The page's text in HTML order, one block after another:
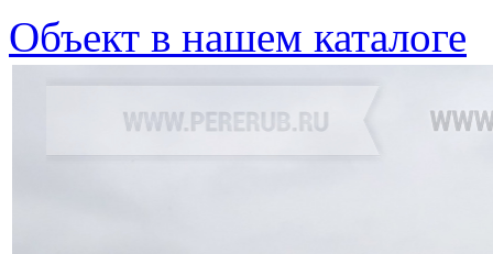
Объект в нашем каталоге